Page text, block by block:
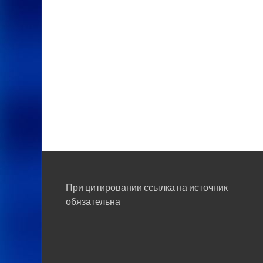
При цитировании ссылка на источник
обязательна